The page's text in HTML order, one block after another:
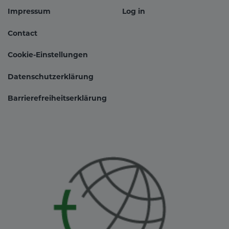
Fußbereichsmenü
Impressum
Contact
Cookie-Einstellungen
Datenschutzerklärung
Barrierefreiheitserklärung
Log in